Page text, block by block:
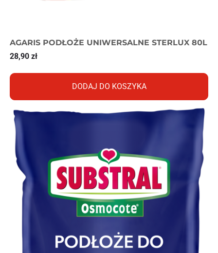
AGARIS PODŁOŻE UNIWERSALNE STERLUX 80L
28,90 zł
DODAJ DO KOSZYKA